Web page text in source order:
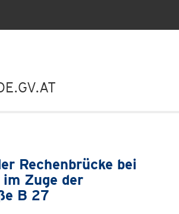
Rechenbrücke bei
Zuge der
B 27